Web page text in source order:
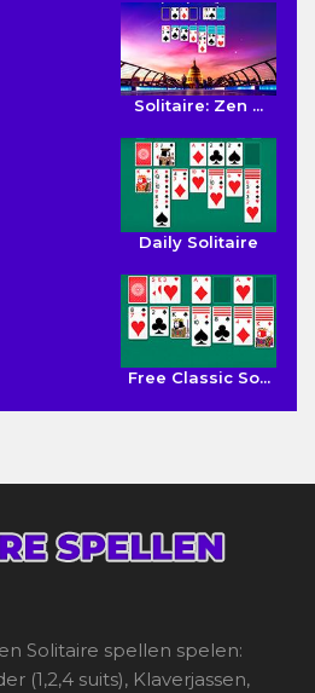
Solitaire: Zen ...
Daily Solitaire
Free Classic So...
Solitaire spellen spelen:
(1,2,4 suits), Klaverjassen,